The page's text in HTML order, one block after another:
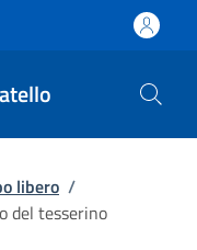
libero /
del tesserino